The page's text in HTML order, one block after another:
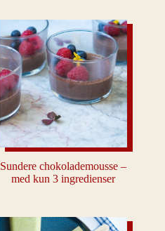
Sundere chokolademousse –
med kun 3 ingredienser